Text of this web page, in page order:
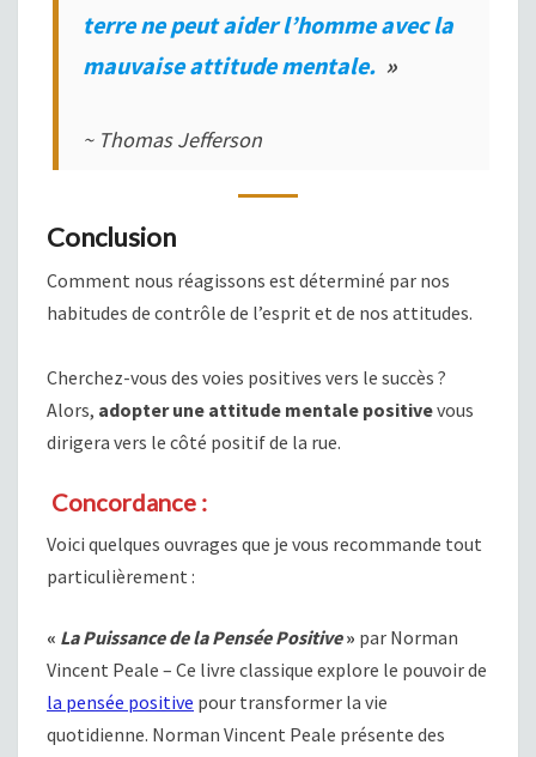
terre ne peut aider l’homme avec la
mauvaise attitude mentale. »
~ Thomas Jefferson
Conclusion
Comment nous réagissons est déterminé par nos
habitudes de contrôle de l’esprit et de nos attitudes.
Cherchez-vous des voies positives vers le succès ?
Alors, adopter une attitude mentale positivevous
dirigera vers le côté positif de la rue.
Concordance :
Voici quelques ouvrages que je vous recommande tout
particulièrement :
« La Puissance de la Pensée Positive» par Norman
Vincent Peale – Ce livre classique explore le pouvoir de
la pensée positive pour transformer la vie
quotidienne. Norman Vincent Peale présente des